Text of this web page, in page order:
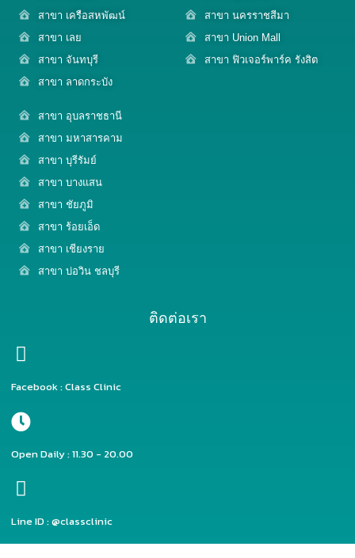
สาขา เครือสหพัฒน์
สาขา เลย
สาขา จันทบุรี
สาขา ลาดกระบัง
สาขา นครราชสีมา
สาขา Union Mall
สาขา ฟิวเจอร์พาร์ค รังสิต
สาขา อุบลราชธานี
สาขา มหาสารคาม
สาขา บุรีรัมย์
สาขา บางแสน
สาขา ชัยภูมิ
สาขา ร้อยเอ็ด
สาขา เชียงราย
สาขา บ่อวิน ชลบุรี
ติดต่อเรา
Facebook : Class Clinic
Open Daily : 11.30 - 20.00
Line ID : @classclinic​